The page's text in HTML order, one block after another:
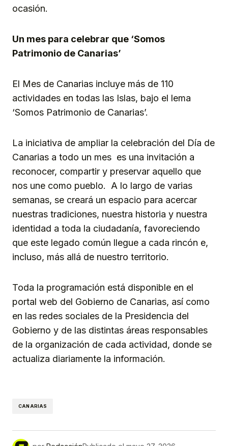
ocasión.
Un mes para celebrar que ‘Somos
Patrimonio de Canarias’
El Mes de Canarias incluye más de 110
actividades en todas las Islas, bajo el lema
‘Somos Patrimonio de Canarias’.
La iniciativa de ampliar la celebración del Día de
Canarias a todo un mes es una invitación a
reconocer, compartir y preservar aquello que
nos une como pueblo. A lo largo de varias
semanas, se creará un espacio para acercar
nuestras tradiciones, nuestra historia y nuestra
identidad a toda la ciudadanía, favoreciendo
que este legado común llegue a cada rincón e,
incluso, más allá de nuestro territorio.
Toda la programación está disponible en el
portal web del Gobierno de Canarias, así como
en las redes sociales de la Presidencia del
Gobierno y de las distintas áreas responsables
de la organización de cada actividad, donde se
actualiza diariamente la información.
CANARIAS